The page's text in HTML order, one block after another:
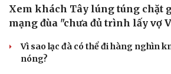
Xem khách Tây lúng túng chặt
mạng đùa "chưa đủ trình lấy vợ
Vì sao lạc đà có thể đi hàng nghìn
nóng?